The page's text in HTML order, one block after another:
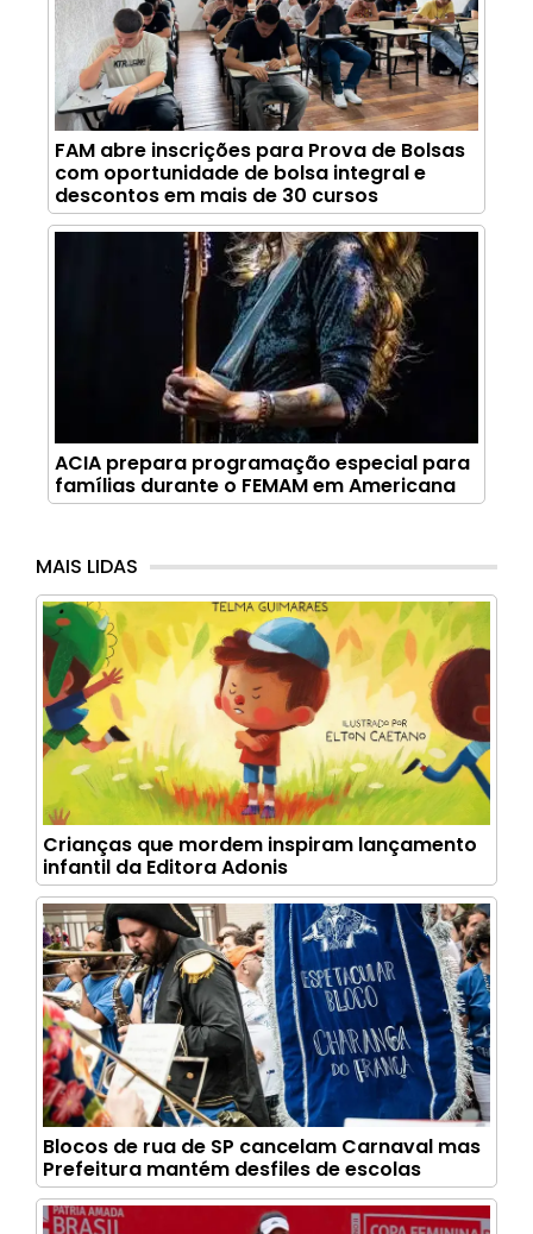
FAM abre inscrições para Prova de Bolsas
com oportunidade de bolsa integral e
descontos em mais de 30 cursos
ACIA prepara programação especial para
famílias durante o FEMAM em Americana
MAIS LIDAS
Crianças que mordem inspiram lançamento
infantil da Editora Adonis
Blocos de rua de SP cancelam Carnaval mas
Prefeitura mantém desfiles de escolas